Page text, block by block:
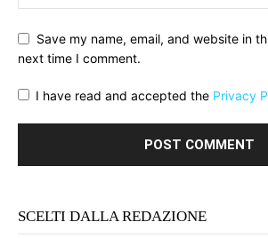
Save my name, email, and website in
next time I comment.
I have read and accepted the Privacy
SCELTI DALLA REDAZIONE